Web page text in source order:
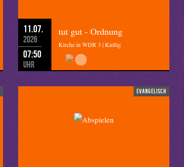
11.07.
2026
07:50
Uhr
tut gut - Ordnung
Kirche in WDR 3 | Kießig
evangelisch